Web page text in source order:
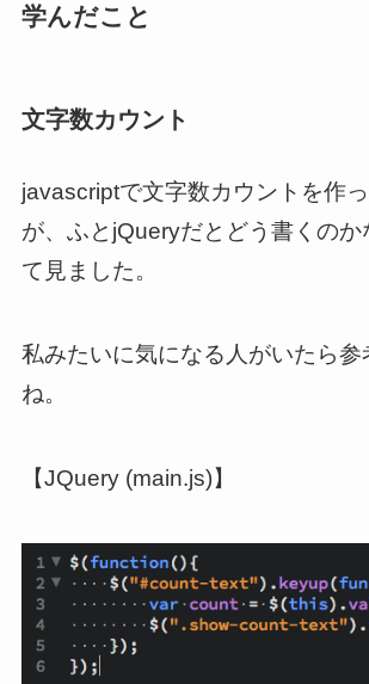
学んだこと
文字数カウント
javascriptで文字数カウントを作
が、ふとjQueryだとどう書くのか
て見ました。
私みたいに気になる人がいたら参
ね。
【JQuery (main.js)】